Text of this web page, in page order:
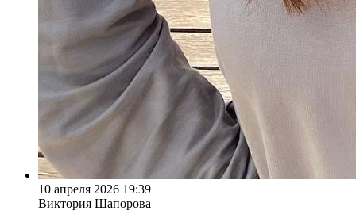
10 апреля 2026 19:39
Виктория Шапорова